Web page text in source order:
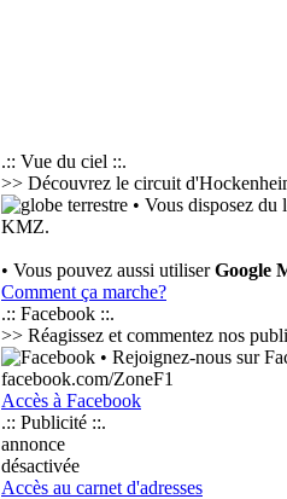
.:: Vue du ciel ::.
>> Découvrez le circuit
• Vous disposez du
KMZ.
• Vous pouvez aussi utiliserGoogle
Comment ça marche?
.:: Facebook ::.
>> Réagissez et commentez nos
• Rejoignez-nous sur
facebook.com/ZoneF1
Accès à Facebook
.:: Publicité ::.
annonce
désactivée
Accès au carnet d'adresses